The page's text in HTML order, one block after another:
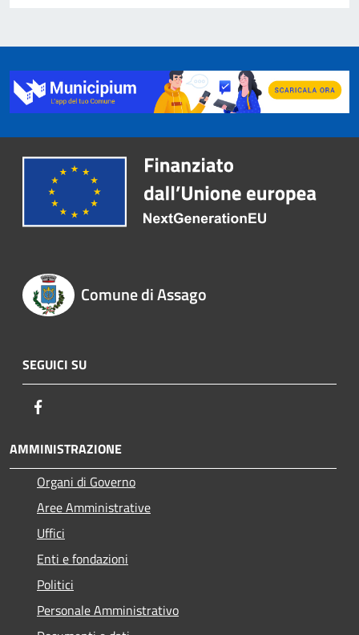
Comune di Assago
SEGUICI SU
AMMINISTRAZIONE
Organi di Governo
Aree Amministrative
Uffici
Enti e fondazioni
Politici
Personale Amministrativo